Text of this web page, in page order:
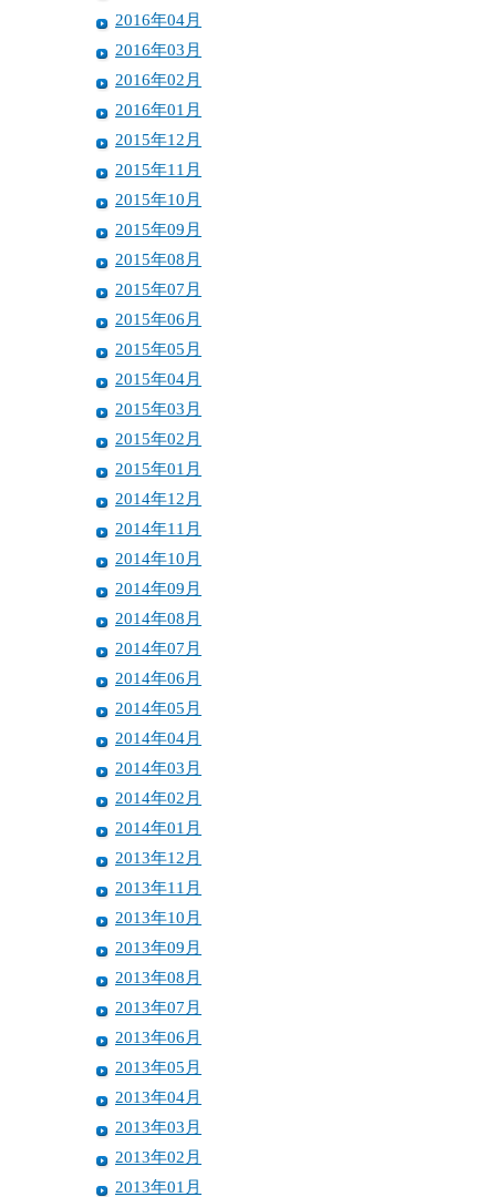
2016年04月
2016年03月
2016年02月
2016年01月
2015年12月
2015年11月
2015年10月
2015年09月
2015年08月
2015年07月
2015年06月
2015年05月
2015年04月
2015年03月
2015年02月
2015年01月
2014年12月
2014年11月
2014年10月
2014年09月
2014年08月
2014年07月
2014年06月
2014年05月
2014年04月
2014年03月
2014年02月
2014年01月
2013年12月
2013年11月
2013年10月
2013年09月
2013年08月
2013年07月
2013年06月
2013年05月
2013年04月
2013年03月
2013年02月
2013年01月